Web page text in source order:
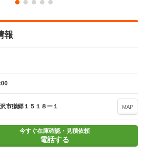
報
市獺郷１５１８ー１ MAP
今すぐ在庫確認・見積依頼
電話する